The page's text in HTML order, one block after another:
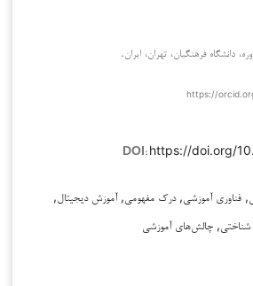
دانشگاه فرهنگیان، تهران، ایران.
https://
DOI: https://doi.org/
فناوری آموزشی, درک مفهومی, آموزش دیجیتال,
شناختی, چالش‌های آموزشی